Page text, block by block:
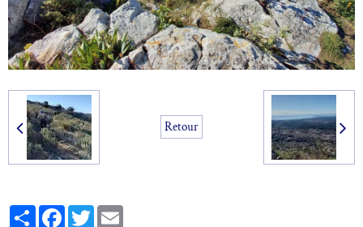
Retour
PartagerFacebook
Twitter